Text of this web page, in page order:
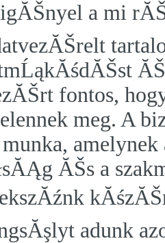
a mi
fontos,
meg. A
ĂŠs a
adunk